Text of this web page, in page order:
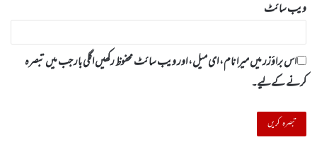
ویب‌ سائٹ
اس براؤزر میں میرا نام، ای میل، اور ویب سائٹ محفوظ رکھیں اگلی بار جب میں تبصرہ
کرنے کےلیے۔